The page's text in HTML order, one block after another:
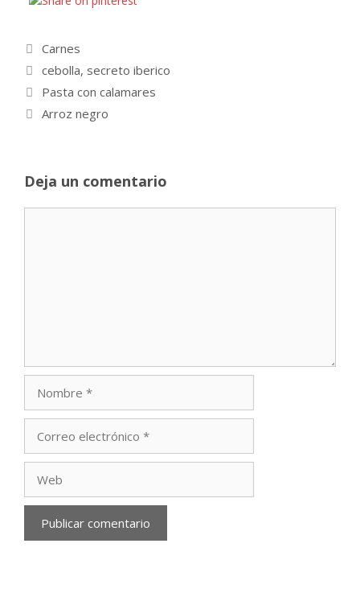
Categorías
Carnes
Etiquetas
cebolla, secreto iberico
Pasta con calamares
Arroz negro
Deja un comentario
electrónico